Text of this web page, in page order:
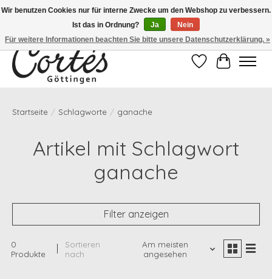
Eines der besten Cafés Deutschlands!
Wunschzettel
Ihr
Startseite / Schlagworte / ganache
Artikel mit Schlagwort
ganache
Filter anzeigen
0
Produkte
Sortieren
nach
Am meisten
angesehen
Wir benutzen Cookies nur für interne Zwecke um den Webshop zu verbessern.
Ist das in Ordnung?
Ja
Nein
Für weitere Informationen beachten Sie bitte unsere Datenschutzerklärung. »